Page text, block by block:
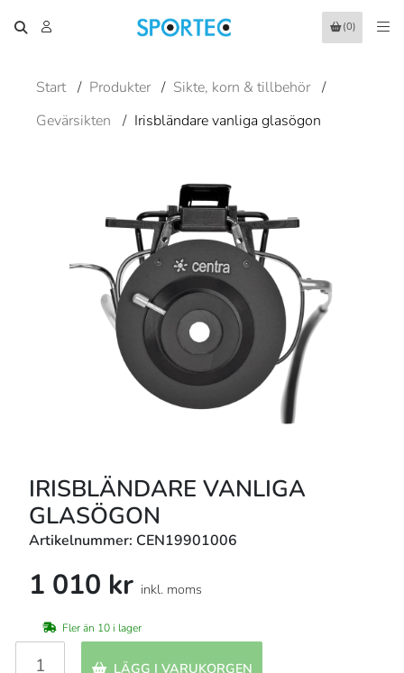
(0)
Start / Produkter / Sikte, korn & tillbehör /
Gevärsikten
/ Irisbländare vanliga glasögon
IRISBLÄNDARE VANLIGA
GLASÖGON
Artikelnummer: CEN19901006
1 010 kr inkl. moms
Fler än 10 i lager
LÄGG I VARUKORGEN